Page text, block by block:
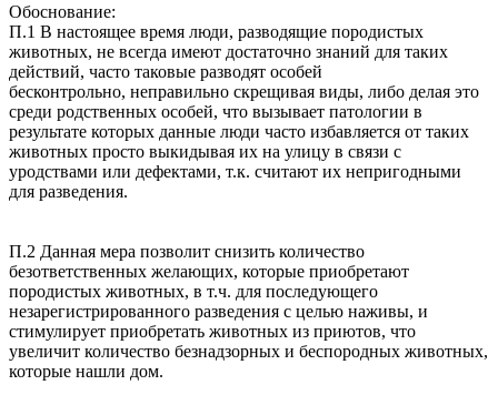
Обоснование:
П.1 В настоящее время люди, разводящие породистых
животных, не всегда имеют достаточно знаний для таких
действий, часто таковые разводят особей
бесконтрольно, неправильно скрещивая виды, либо делая это
среди родственных особей, что вызывает патологии в
результате которых данные люди часто избавляется от таких
животных просто выкидывая их на улицу в связи с
уродствами или дефектами, т.к. считают их непригодными
для разведения.
П.2 Данная мера позволит снизить количество
безответственных желающих, которые приобретают
породистых животных, в т.ч. для последующего
незарегистрированного разведения с целью наживы, и
стимулирует приобретать животных из приютов, что
увеличит количество безнадзорных и беспородных животных,
которые нашли дом.